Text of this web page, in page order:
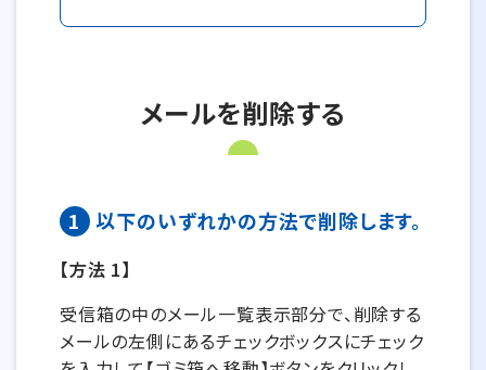
メールを削除する
1 以下のいずれかの方法で削除します。
【方法 1】
受信箱の中のメール一覧表示部分で、削除する
メールの左側にあるチェックボックスにチェック